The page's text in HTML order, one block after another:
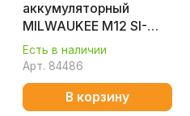
аккумуляторный
MILWAUKEE M12 SI-
201C 4933459761
Есть в наличии
Арт. 84486
В корзину